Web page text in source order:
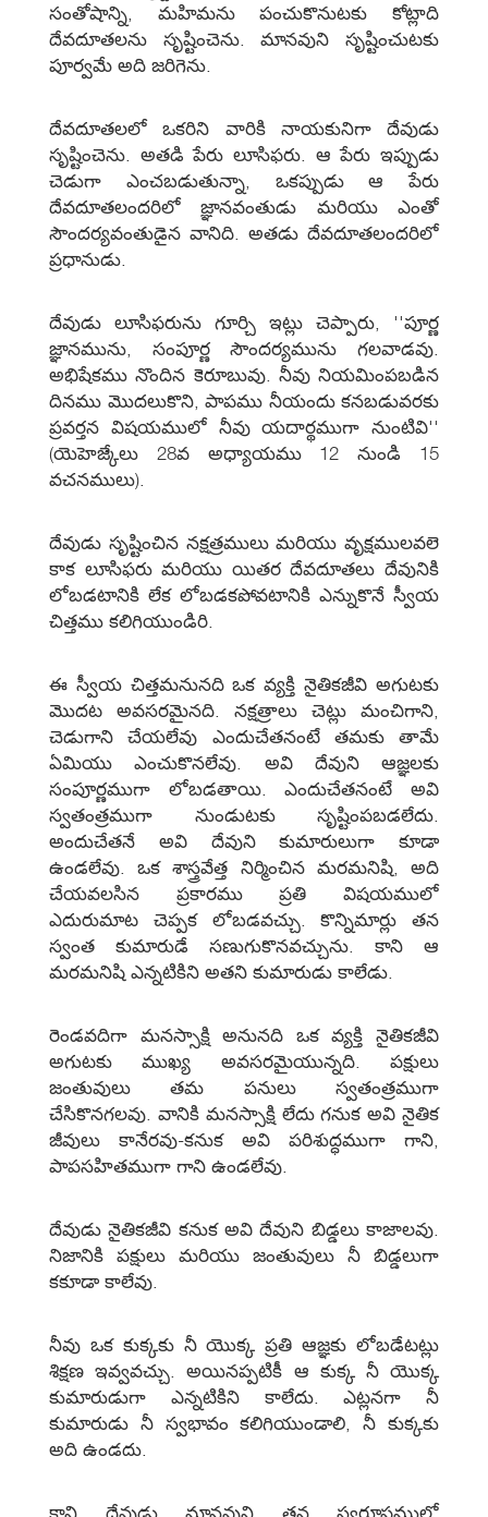
సంతోషాన్ని, మహిమను పంచుకొనుటకు కోట్లాది
దేవదూతలను సృష్టించెను. మానవుని సృష్టించుటకు
పూర్వమే అది జరిగెను.
దేవదూతలలో ఒకరిని వారికి నాయకునిగా దేవుడు
సృష్టించెను. అతడి పేరు లూసిఫరు. ఆ పేరు ఇప్పుడు
చెడుగా ఎంచబడుతున్నా, ఒకప్పుడు ఆ పేరు
దేవదూతలందరిలో జ్ఞానవంతుడు మరియు ఎంతో
సౌందర్యవంతుడైన వానిది. అతడు దేవదూతలందరిలో
ప్రధానుడు.
దేవుడు లూసిఫరును గూర్చి ఇట్లు చెప్పారు, ''పూర్ణ
జ్ఞానమును, సంపూర్ణ సౌందర్యమును గలవాడవు.
అభిషేకము నొందిన కెరూబువు. నీవు నియమింపబడిన
దినము మొదలుకొని, పాపము నీయందు కనబడువరకు
ప్రవర్తన విషయములో నీవు యదార్థముగా నుంటివి''
(యెహెజ్కేలు 28వ అధ్యాయము 12 నుండి 15
వచనములు).
దేవుడు సృష్టించిన నక్షత్రములు మరియు వృక్షములవలె
కాక లూసిఫరు మరియు యితర దేవదూతలు దేవునికి
లోబడటానికి లేక లోబడకపోవటానికి ఎన్నుకొనే స్వీయ
చిత్తము కలిగియుండిరి.
ఈ స్వీయ చిత్తమనునది ఒక వ్యక్తి నైతికజీవి అగుటకు
మొదట అవసరమైనది. నక్షత్రాలు చెట్లు మంచిగాని,
చెడుగాని చేయలేవు ఎందుచేతనంటే తమకు తామే
ఏమియు ఎంచుకొనలేవు. అవి దేవుని ఆజ్ఞలకు
సంపూర్ణముగా లోబడతాయి. ఎందుచేతనంటే అవి
స్వతంత్రముగా నుండుటకు సృష్టింపబడలేదు.
అందుచేతనే అవి దేవుని కుమారులుగా కూడా
ఉండలేవు. ఒక శాస్త్రవేత్త నిర్మించిన మరమనిషి, అది
చేయవలసిన ప్రకారము ప్రతి విషయములో
ఎదురుమాట చెప్పక లోబడవచ్చు. కొన్నిమార్లు తన
స్వంత కుమారుడే సణుగుకొనవచ్చును. కాని ఆ
మరమనిషి ఎన్నటికిని అతని కుమారుడు కాలేడు.
రెండవదిగా మనస్సాక్షి అనునది ఒక వ్యక్తి నైతికజీవి
అగుటకు ముఖ్య అవసరమైయున్నది. పక్షులు
జంతువులు తమ పనులు స్వతంత్రముగా
చేసికొనగలవు. వానికి మనస్సాక్షి లేదు గనుక అవి నైతిక
జీవులు కానేరవు-కనుక అవి పరిశుద్ధముగా గాని,
పాపసహితముగా గాని ఉండలేవు.
దేవుడు నైతికజీవి కనుక అవి దేవుని బిడ్డలు కాజాలవు.
నిజానికి పక్షులు మరియు జంతువులు నీ బిడ్డలుగా
కకూడా కాలేవు.
నీవు ఒక కుక్కకు నీ యొక్క ప్రతి ఆజ్ఞకు లోబడేటట్లు
శిక్షణ ఇవ్వవచ్చు. అయినప్పటికీ ఆ కుక్క నీ యొక్క
కుమారుడుగా ఎన్నటికిని కాలేదు. ఎట్లనగా నీ
కుమారుడు నీ స్వభావం కలిగియుండాలి, నీ కుక్కకు
అది ఉండదు.
కాని దేవుడు మానవుని తన స్వరూపములో